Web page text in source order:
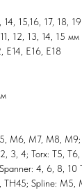
14, 15,16, 17, 18,
12, 13, 14, 15 мм
E14, E16, E18
M6, M7, M8,
3, 4; Torx: T5, Т6,
4, 6, 8, 10
TH45; Spline: M5,